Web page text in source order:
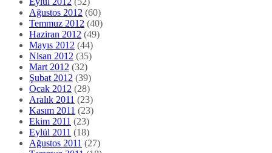
Aralık 2011(23)
Kasım 2011(23)
Ekim 2011(23)
Eylül 2011(18)
Ağustos 2011(27)
Temmuz 2011(18)
Haziran 2011(24)
Mayıs 2011(20)
Nisan 2011(29)
Mart 2011(32)
Şubat 2011(23)
Ocak 2011 (24)
Aralık 2010(33)
Kasım 2010(24)